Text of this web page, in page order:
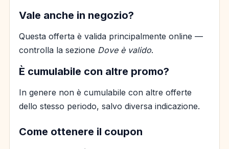
Vale anche in negozio?
Questa offerta è valida principalmente online —
controlla la sezione Dove è valido.
È cumulabile con altre promo?
In genere non è cumulabile con altre offerte
dello stesso periodo, salvo diversa indicazione.
Come ottenere il coupon